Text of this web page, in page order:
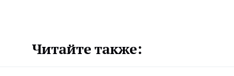
Читайте также: